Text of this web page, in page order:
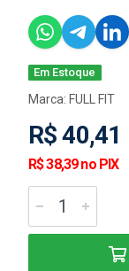
Em Estoque
Marca: FULL FIT
R$ 40,41
R$ 38,39 no PIX